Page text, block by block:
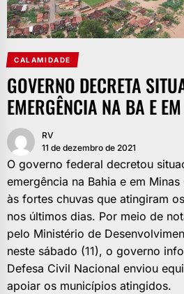
CALAMIDADE
GOVERNO DECRETA
EMERGÊNCIA NA BA E
RV
11 de dezembro de 2021
O governo federal decretou
emergência na Bahia e em
às fortes chuvas que atingiram
nos últimos dias. Por meio de
pelo Ministério de
neste sábado (11), o governo
Defesa Civil Nacional enviou
apoiar os municípios atingidos.